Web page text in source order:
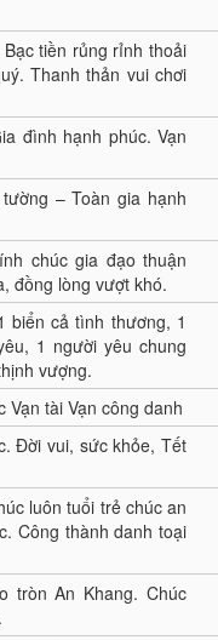
tiền rủng rỉnh thoải
Thanh thản vui chơi
đình hạnh phúc. Vạn
– Toàn gia hạnh
chúc gia đạo thuận
đồng lòng vượt khó.
biển cả tình thương, 1
1 người yêu chung
vượng.
Vạn tài Vạn công danh
Đời vui, sức khỏe, Tết
luôn tuổi trẻ chúc an
Công thành danh toại
tròn An Khang. Chúc